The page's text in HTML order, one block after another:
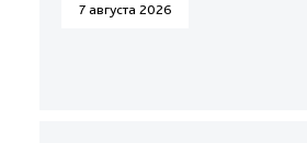
7 августа 2026